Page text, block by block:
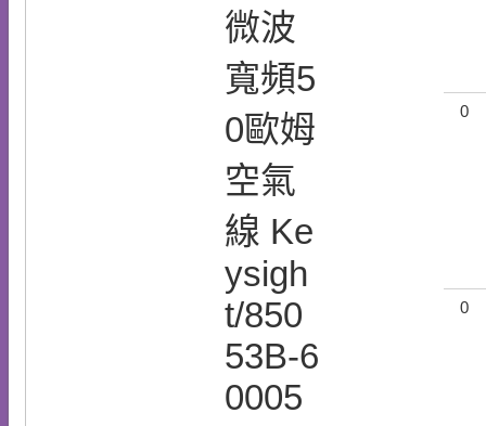
微波
寬頻5
0歐姆
空氣
線 Ke
ysigh
t/850
53B-6
0005
0
0